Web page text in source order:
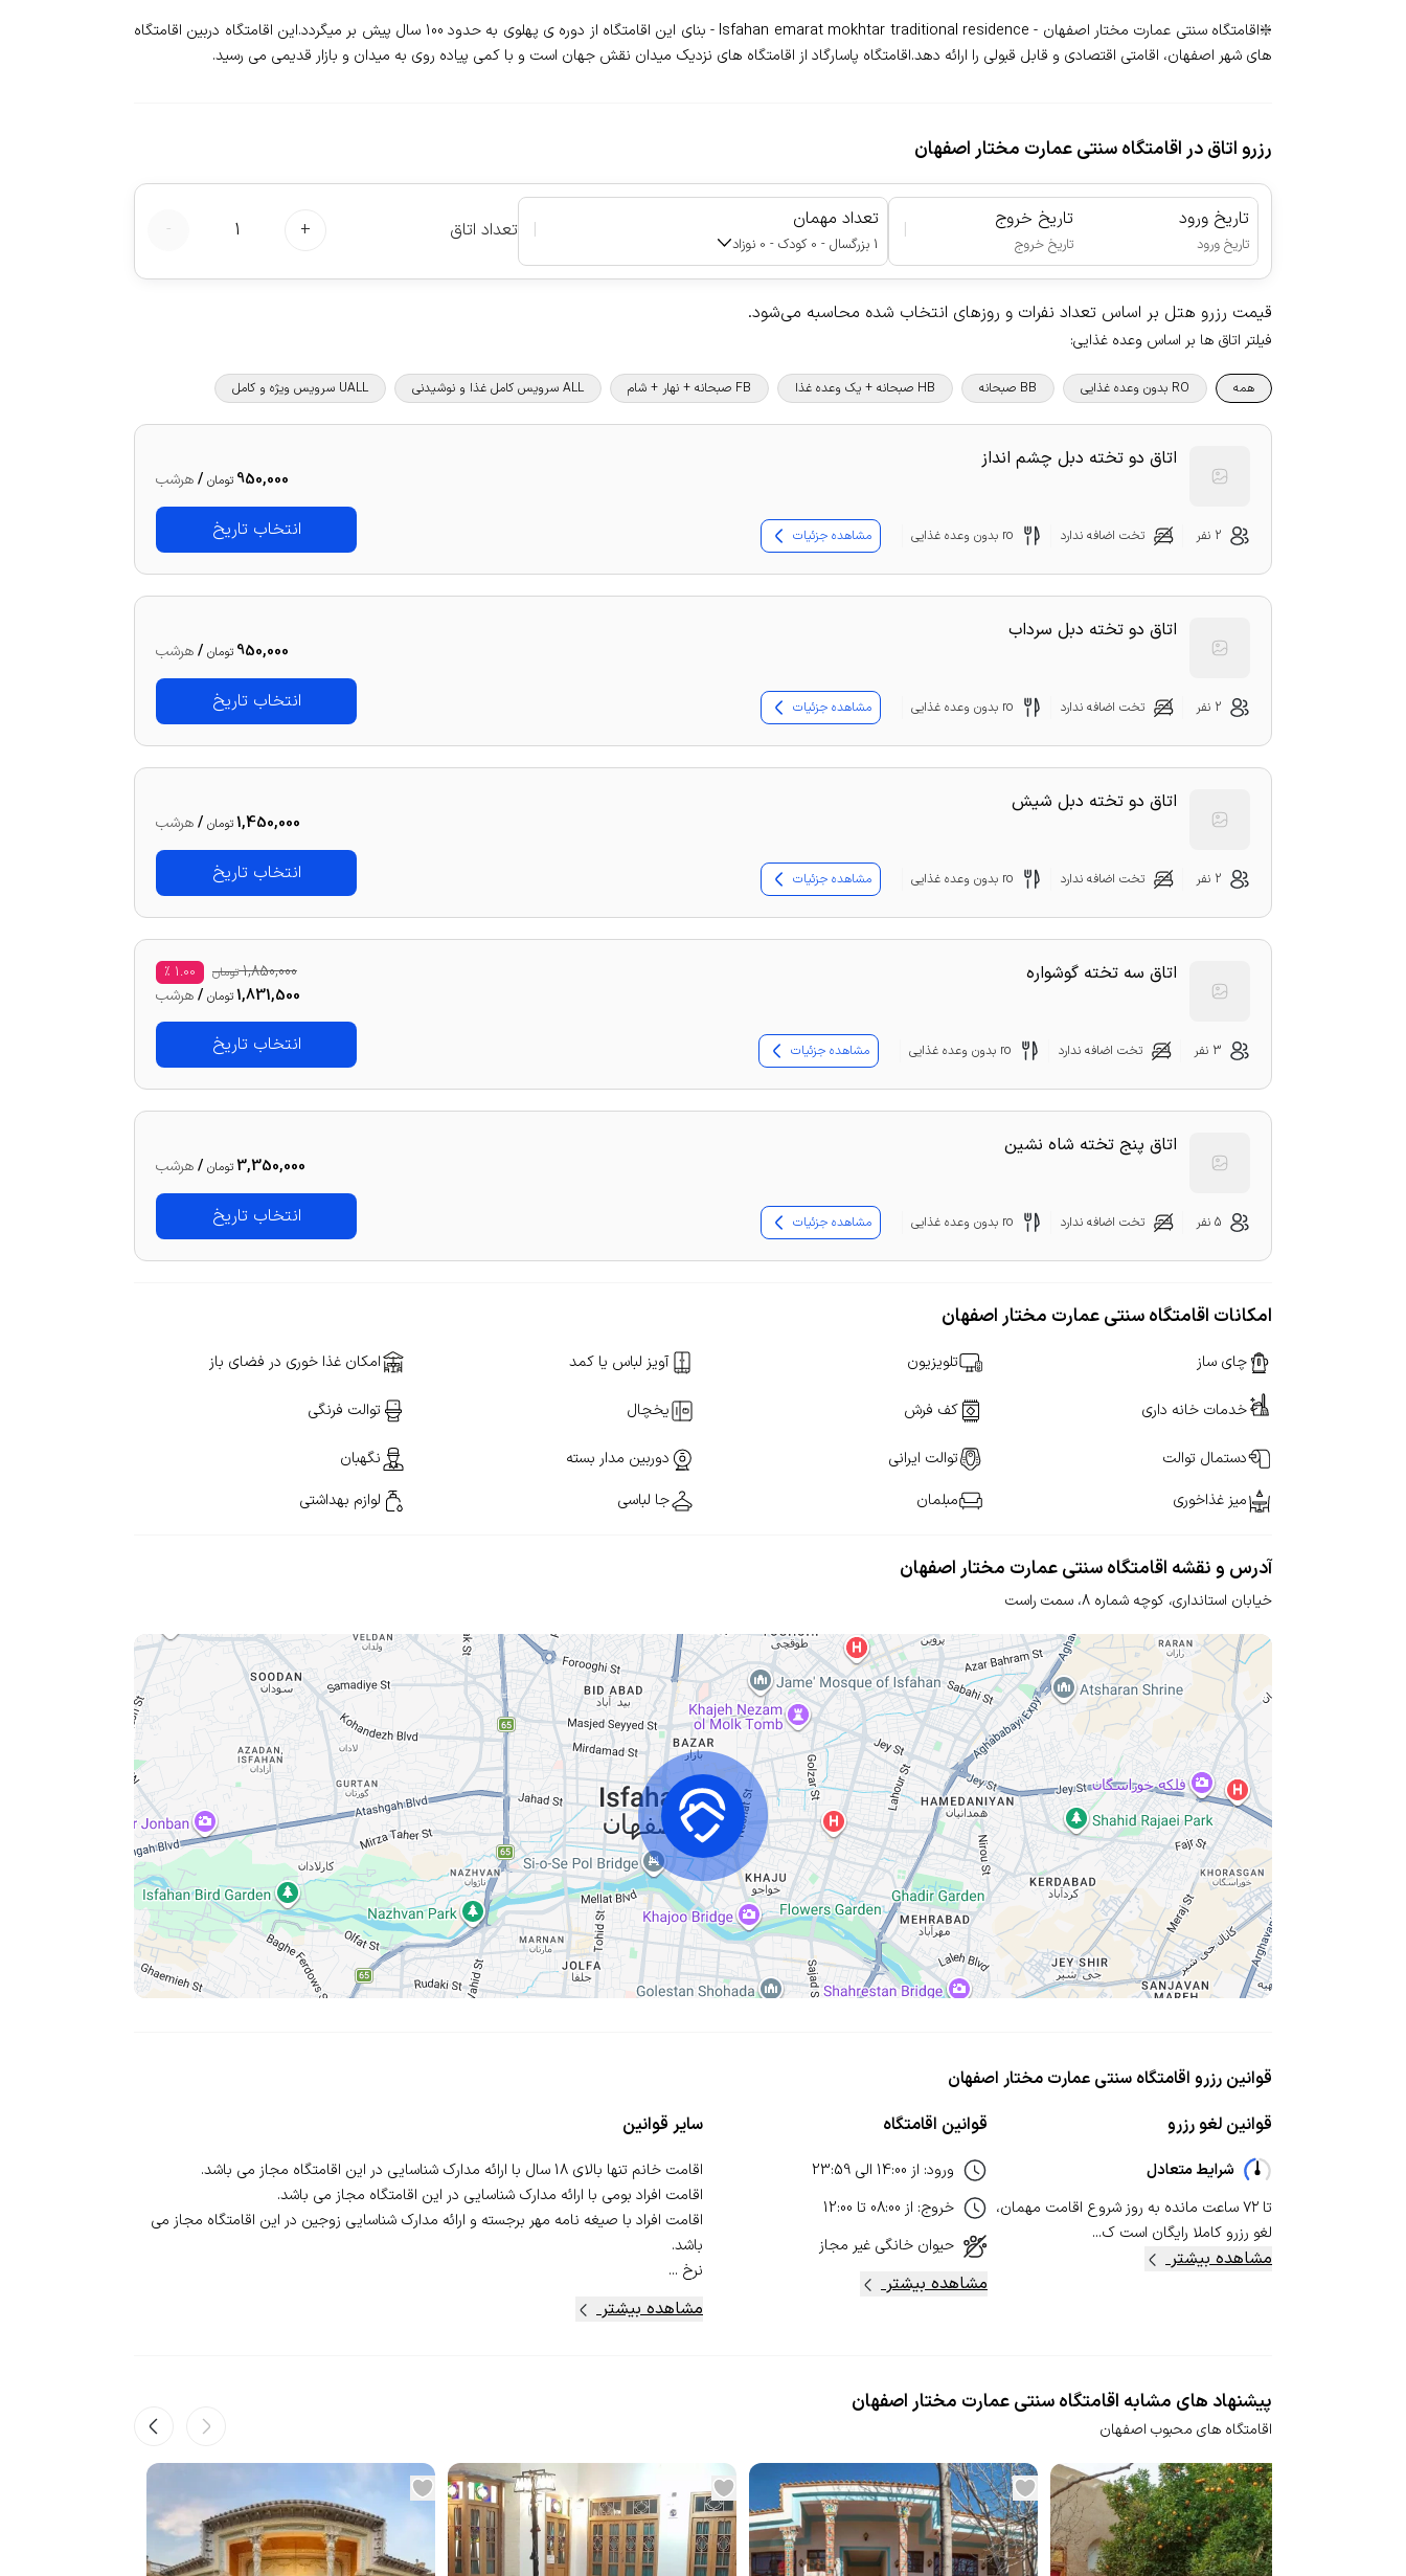
❇️اقامتگاه سنتی عمارت مختار اصفهان - Isfahan emarat mokhtar traditional residence - بنای این اقامتگاه از دوره ی پهلوی به حدود 100 سال پیش بر میگردد.این اقامتگاه دربین اقامتگاه
های شهر اصفهان، اقامتی اقتصادی و قابل قبولی را ارائه دهد.اقامتگاه پاسارگاد از اقامتگاه های نزدیک میدان نقش جهان است و با کمی پیاده روی به میدان و بازار قدیمی می رسید.
رزرو اتاق در اقامتگاه سنتی عمارت مختار اصفهان
تاریخ ورود
تاریخ ورود
تاریخ خروج
تاریخ خروج
| تعداد مهمان
1 بزرگسال - 0 کودک - 0 نوزاد
| تعداد اتاق +
1
-
قیمت رزرو هتل بر اساس تعداد نفرات و روزهای انتخاب شده محاسبه می‌شود.
فیلتر اتاق ها بر اساس وعده غذایی:
همه RO بدون وعده غذایی BB صبحانه HB صبحانه + یک وعده غذا FB صبحانه + نهار + شام ALL سرویس کامل غذا و نوشیدنی UALL سرویس ویژه و کامل
اتاق دو تخته دبل چشم انداز
950,000 تومان /هرشب
انتخاب تاریخ 2 نفر تخت اضافه ندارد ro بدون وعده غذایی مشاهده جزئیات
اتاق دو تخته دبل سرداب
950,000 تومان /هرشب
انتخاب تاریخ 2 نفر تخت اضافه ندارد ro بدون وعده غذایی مشاهده جزئیات
اتاق دو تخته دبل شیش
1,450,000تومان /هرشب
انتخاب تاریخ 2 نفر تخت اضافه ندارد ro بدون وعده غذایی مشاهده جزئیات
اتاق سه تخته گوشواره 1,850,000 تومان 1.00
%
1,831,500تومان /هرشب
انتخاب تاریخ 3 نفر تخت اضافه ندارد ro بدون وعده غذایی مشاهده جزئیات
اتاق پنج تخته شاه نشین
3,350,000تومان /هرشب
انتخاب تاریخ 5 نفر تخت اضافه ندارد ro بدون وعده غذایی مشاهده جزئیات
امکانات اقامتگاه سنتی عمارت مختار اصفهان
چای ساز تلویزیون آویز لباس یا کمد امکان غذا خوری در فضای باز
خدمات خانه داری کف فرش یخچال توالت فرنگی
دستمال توالت توالت ایرانی دوربین مدار بسته
نگهبان
میز غذاخوری
مبلمان جا لباسی لوازم بهداشتی
آدرس و نقشه اقامتگاه سنتی عمارت مختار اصفهان
خیابان استانداری، کوچه شماره 8، سمت راست
قوانین رزرو اقامتگاه سنتی عمارت مختار اصفهان
قوانین لغو رزرو
شرایط متعادل
تا ۷۲ ساعت مانده به روز شروع اقامت مهمان،
لغو رزرو کاملا رایگان است ک...
مشاهده بیشتر
قوانین اقامتگاه
ورود: از 14:00 الی 23:59
خروج: از 08:00 تا 12:00
حیوان خانگی غیر مجاز
مشاهده بیشتر
سایر قوانین
اقامت افراد با صیغه نامه مهر برجسته و ارائه مدارک شناسایی زوجین در این اقامتگاه مجاز می
نرخ ...
مشاهده بیشتر
پیشنهاد های مشابه اقامتگاه سنتی عمارت مختار اصفهان
اقامتگاه های محبوب اصفهان